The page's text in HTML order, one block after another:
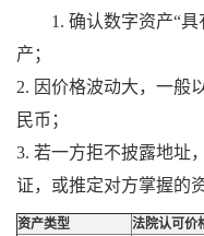
1. 确认数字资产“
产；
2. 因价格波动大，一般
民币；
3. 若一方拒不披露地址
证，或推定对方掌握的
资产类型 法院认可价